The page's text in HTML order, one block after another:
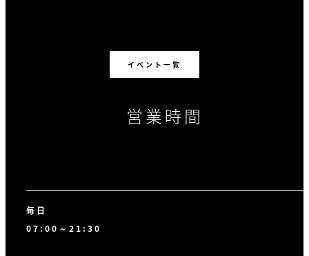
イベント一覧
営業時間
毎日
07:00～21:30